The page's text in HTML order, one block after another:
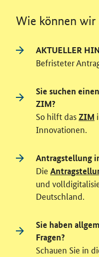
Wie können wir
AKTUELLER
Befristeter
Sie suchen
ZIM?
So hilft dasZIM
Innovationen.
Antragstellung
Die
und
Deutschland.
Sie haben
Fragen?
Schauen Sie in